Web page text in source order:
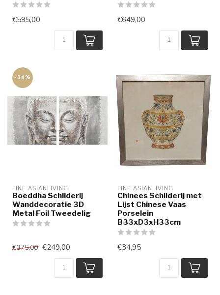
€595,00 €649,00
-34%
FINE ASIANLIVING
Boeddha Schilderij
Wanddecoratie 3D
Metal Foil Tweedelig
€375,00 €249,00
FINE ASIANLIVING
Chinees Schilderij met
Lijst Chinese Vaas
Porselein
B33xD3xH33cm
€34,95